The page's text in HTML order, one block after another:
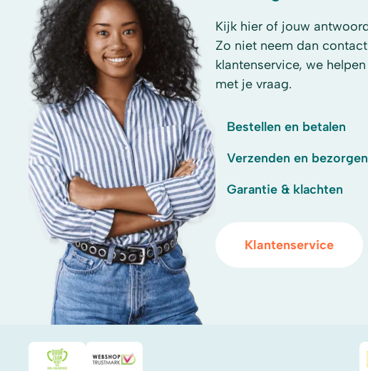
Kijk hier of jouw
Zo niet neem dan
klantenservice, we
met je vraag.
Bestellen en betalen
Verzenden en bezorgen
Garantie & klachten
Klantenservice
Duurzaamheidsprijs duin- & bollenstreek
WebwinkelKeur